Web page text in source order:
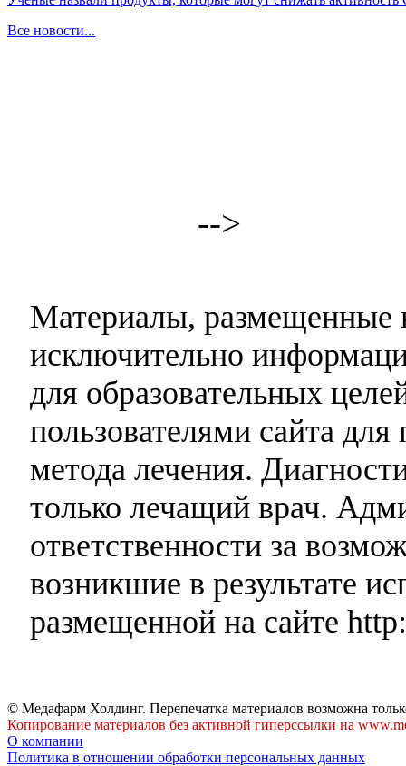
Все новости...
-->
Материалы, размещенные
исключительно
для образовательных
пользователями сайта
метода лечения.
только лечащий врач.
ответственности за
возникшие в результате
размещенной на сайте
© Медафарм Холдинг. Перепечатка материалов возможна
Копирование материалов без активной гиперссылки на
О компании
Политика в отношении обработки персональных данных